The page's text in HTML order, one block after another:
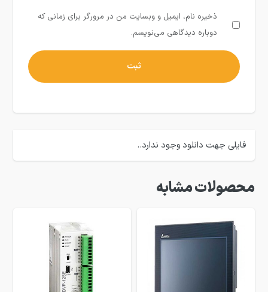
ذخیره نام، ایمیل و وبسایت من در مرورگر برای زمانی که
دوباره دیدگاهی می‌نویسم.
فایلی جهت دانلود وجود ندارد..
محصولات مشابه